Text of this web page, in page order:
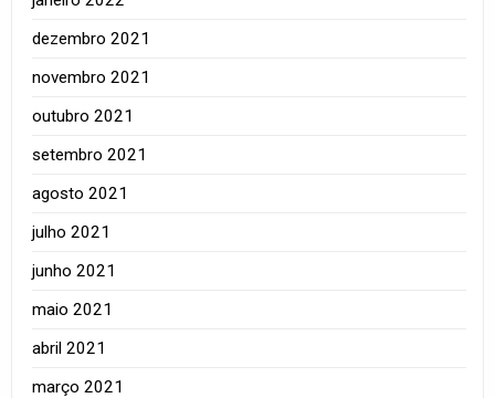
dezembro 2021
novembro 2021
outubro 2021
setembro 2021
agosto 2021
julho 2021
junho 2021
maio 2021
abril 2021
março 2021